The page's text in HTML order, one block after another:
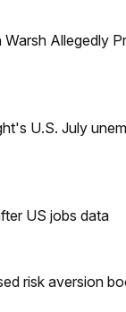
Warsh Allegedly
U.S. July
US jobs data
risk aversion